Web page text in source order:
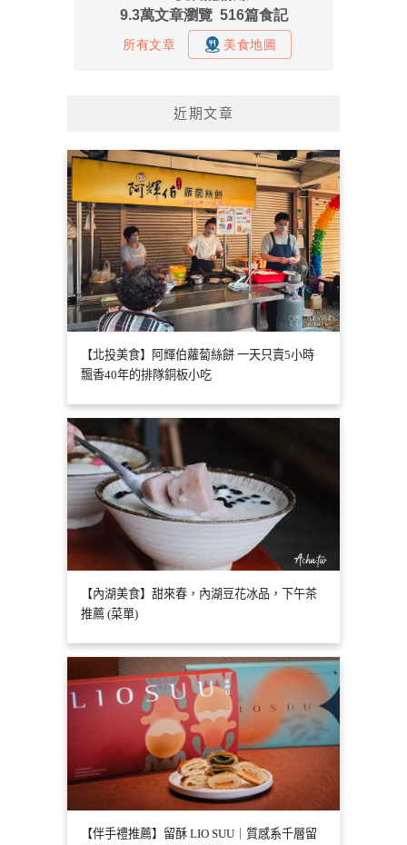
近期文章
【北投美食】阿輝伯蘿蔔絲餅 一天只賣5小時
飄香40年的排隊銅板小吃
【內湖美食】甜來春，內湖豆花冰品，下午茶
推薦 (菜單)
【伴手禮推薦】留酥 LIO SUU｜質感系千層留